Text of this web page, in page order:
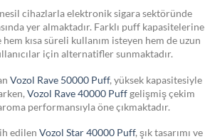
cihazlarla elektronik sigara sektöründe
yer almaktadır. Farklı puff kapasitelerine
kısa süreli kullanım isteyen hem de uzun
için alternatifler sunmaktadır.
Vozol Rave 50000 Puff, yüksek kapasitesiyle
Vozol Rave 40000 Puffgelişmiş çekim
performansıyla öne çıkmaktadır.
edilen Vozol Star 40000 Puff, şık tasarımı ve